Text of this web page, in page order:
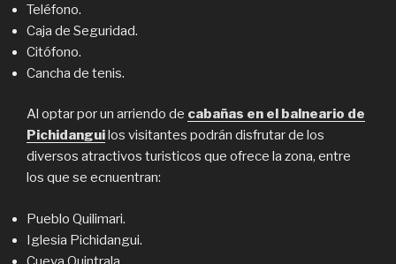
Teléfono.
Caja de Seguridad.
Citófono.
Cancha de tenis.
Al optar por un arriendo de cabañas en el balneario de
Pichidanguilos visitantes podrán disfrutar de los
diversos atractivos turisticos que ofrece la zona, entre
los que se ecnuentran:
Pueblo Quilimari.
Iglesia Pichidangui.